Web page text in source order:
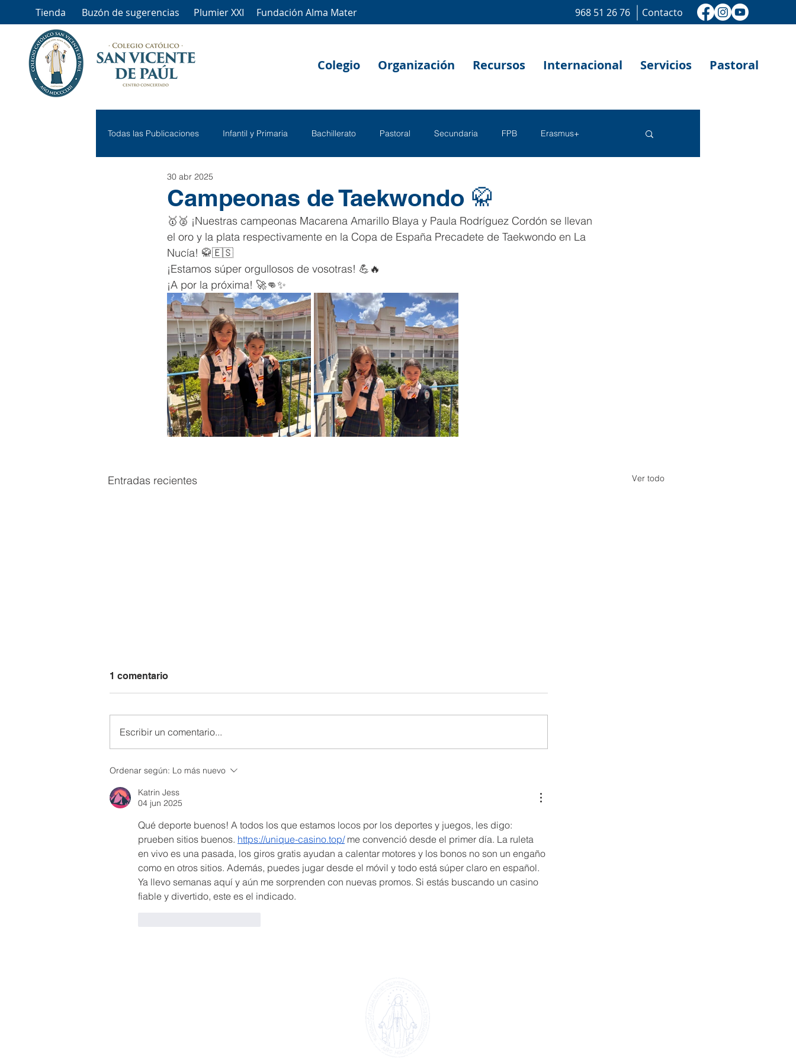
Fundación Alma Mater Contacto
Tienda Buzón de sugerencias Plumier XXI 968 51 26 76
Colegio Organización Recursos Internacional Servicios Pastoral
Todas las Publicaciones Infantil y Primaria Bachillerato Pastoral Secundaria FPB Erasmus+
Campeonas de Taekwondo 🥋
30 abr 2025
🥇🥈 ¡Nuestras campeonas Macarena Amarillo Blaya y Paula Rodríguez Cordón se llevan
el oro y la plata respectivamente en la Copa de España Precadete de Taekwondo en La
Nucía! 🥋🇪🇸
¡Estamos súper orgullosos de vosotras! 💪🔥
¡A por la próxima! 🚀👊✨
Entradas recientes Ver todo
1 comentario
Escribir un comentario...
Ordenar según: Lo más nuevo
Katrin Jess
04 jun 2025
Qué deporte buenos! A todos los que estamos locos por los deportes y juegos, les digo:
prueben sitios buenos. https://unique-casino.top/ me convenció desde el primer día. La ruleta
en vivo es una pasada, los giros gratis ayudan a calentar motores y los bonos no son un engaño
como en otros sitios. Además, puedes jugar desde el móvil y todo está súper claro en español.
Ya llevo semanas aquí y aún me sorprenden con nuevas promos. Si estás buscando un casino
fiable y divertido, este es el indicado.